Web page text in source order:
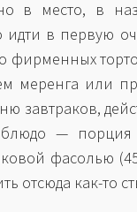
в место, в
идти в первую
фирменных
меренга или
завтраков,
блюдо —
фасолью
отсюда как-то